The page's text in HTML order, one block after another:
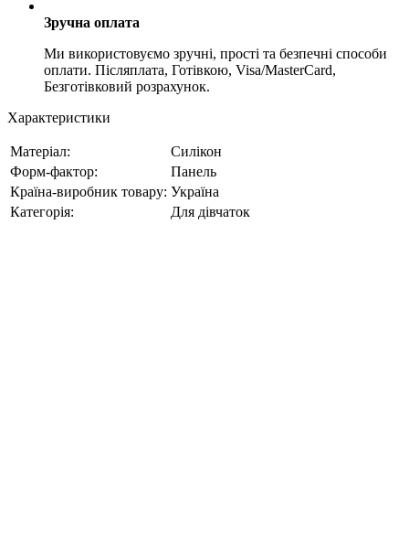
Зручна оплата
Ми використовуємо зручні, прості та безпечні способи
оплати. Післяплата, Готівкою, Visa/MasterCard,
Безготівковий розрахунок.
Характеристики
Матеріал:
Силікон
Форм-фактор:
Панель
Країна-виробник товару: Україна
Категорія:
Для дівчаток